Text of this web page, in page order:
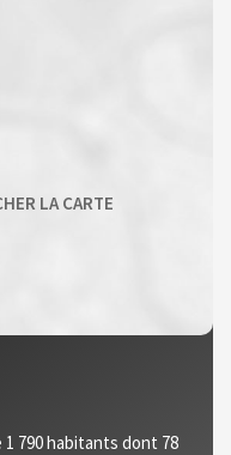
790 habitants dont 78